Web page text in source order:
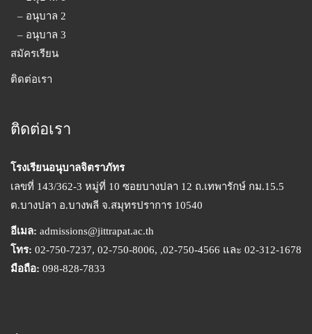
– อนุบาล 2
– อนุบาล 3
สมัครเรียน
ติดต่อเรา
ติดต่อเรา
โรงเรียนอนุบาลจิตราภัทร
เลขที่ 143/362-3 หมู่ที่ 10 ซอยบางปลา 12 ถ.เทพารักษ์ กม.15.5
ต.บางปลา อ.บางพลี จ.สมุทรปราการ 10540
อีเมล: admissions@jittrapat.ac.th
โทร: 02-750-7237, 02-750-8006, ,02-750-4566 และ 02-312-1678
มือถือ: 098-828-7833